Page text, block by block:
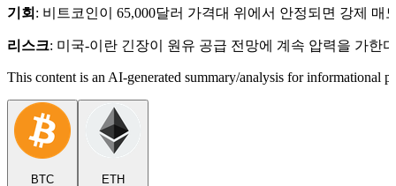
기회 : 비트코인이 65,000달러 가격대 위에서 안정되면 강제
리스크: 미국-이란 긴장이 원유 공급 전망에 계속 압력을 가한
This content is an AI-generated summary/analysis for informational
BTC ETH